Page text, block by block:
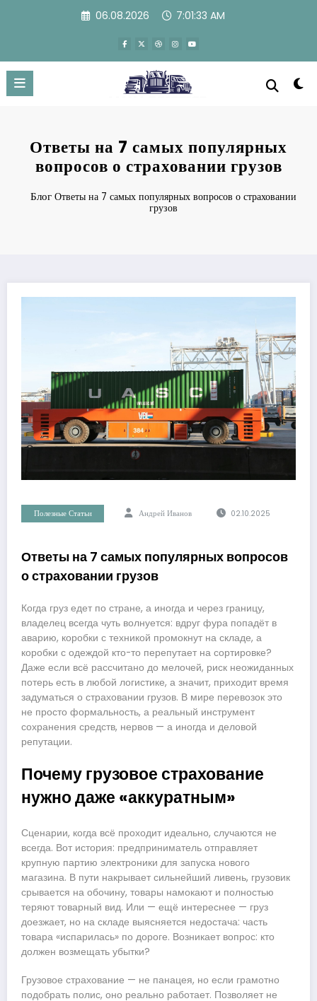
06.08.2026 7:01:34 AM
Ответы на 7 самых популярных
вопросов о страховании грузов
Блог Ответы на 7 самых популярных вопросов о страховании
грузов
Полезные Статьи Андрей Иванов 02.10.2025
Ответы на 7 самых популярных вопросов
о страховании грузов
Когда груз едет по стране, а иногда и через границу,
владелец всегда чуть волнуется: вдруг фура попадёт в
аварию, коробки с техникой промокнут на складе, а
коробки с одеждой кто-то перепутает на сортировке?
Даже если всё рассчитано до мелочей, риск неожиданных
потерь есть в любой логистике, а значит, приходит время
задуматься о страховании грузов. В мире перевозок это
не просто формальность, а реальный инструмент
сохранения средств, нервов — а иногда и деловой
репутации.
Почему грузовое страхование
нужно даже «аккуратным»
Сценарии, когда всё проходит идеально, случаются не
всегда. Вот история: предприниматель отправляет
крупную партию электроники для запуска нового
магазина. В пути накрывает сильнейший ливень, грузовик
срывается на обочину, товары намокают и полностью
теряют товарный вид. Или — ещё интереснее — груз
доезжает, но на складе выясняется недостача: часть
товара «испарилась» по дороге. Возникает вопрос: кто
должен возмещать убытки?
Грузовое страхование — не панацея, но если грамотно
подобрать полис, оно реально работает. Позволяет не